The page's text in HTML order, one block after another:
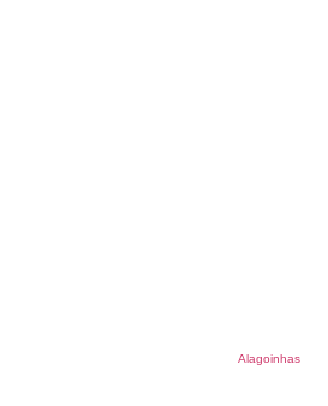
Alagoinhas